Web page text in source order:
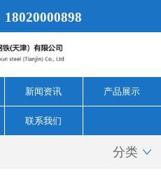
18020000898
新闻资讯 产品展示
联系我们
分类 